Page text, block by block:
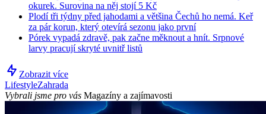
okurek. Surovina na něj stojí 5 Kč
Plodí tři týdny před jahodami a většina Čechů ho nemá. Keř
za pár korun, který otevírá sezonu jako první
Pórek vypadá zdravě, pak začne měknout a hnít. Srpnové
larvy pracují skryté uvnitř listů
Zobrazit více
LifestyleZahrada
Vybrali jsme pro vás Magazíny a zajímavosti